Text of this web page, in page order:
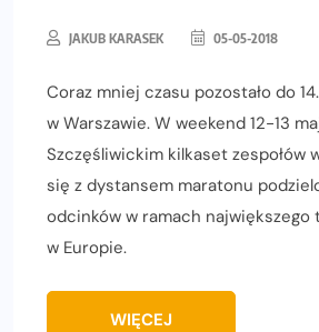
JAKUB KARASEK 05-05-2018
Coraz mniej czasu pozostało do
w Warszawie. W weekend 12-13
Szczęśliwickim kilkaset zespołów
się z dystansem maratonu
odcinków w ramach największego
w Europie.
WIĘCEJ